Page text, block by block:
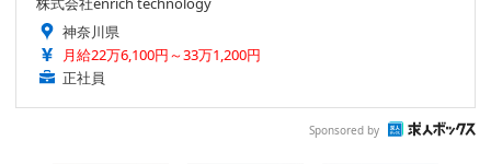
神奈川県
月給22万6,100円～33万1,200円
正社員
Sponsored by